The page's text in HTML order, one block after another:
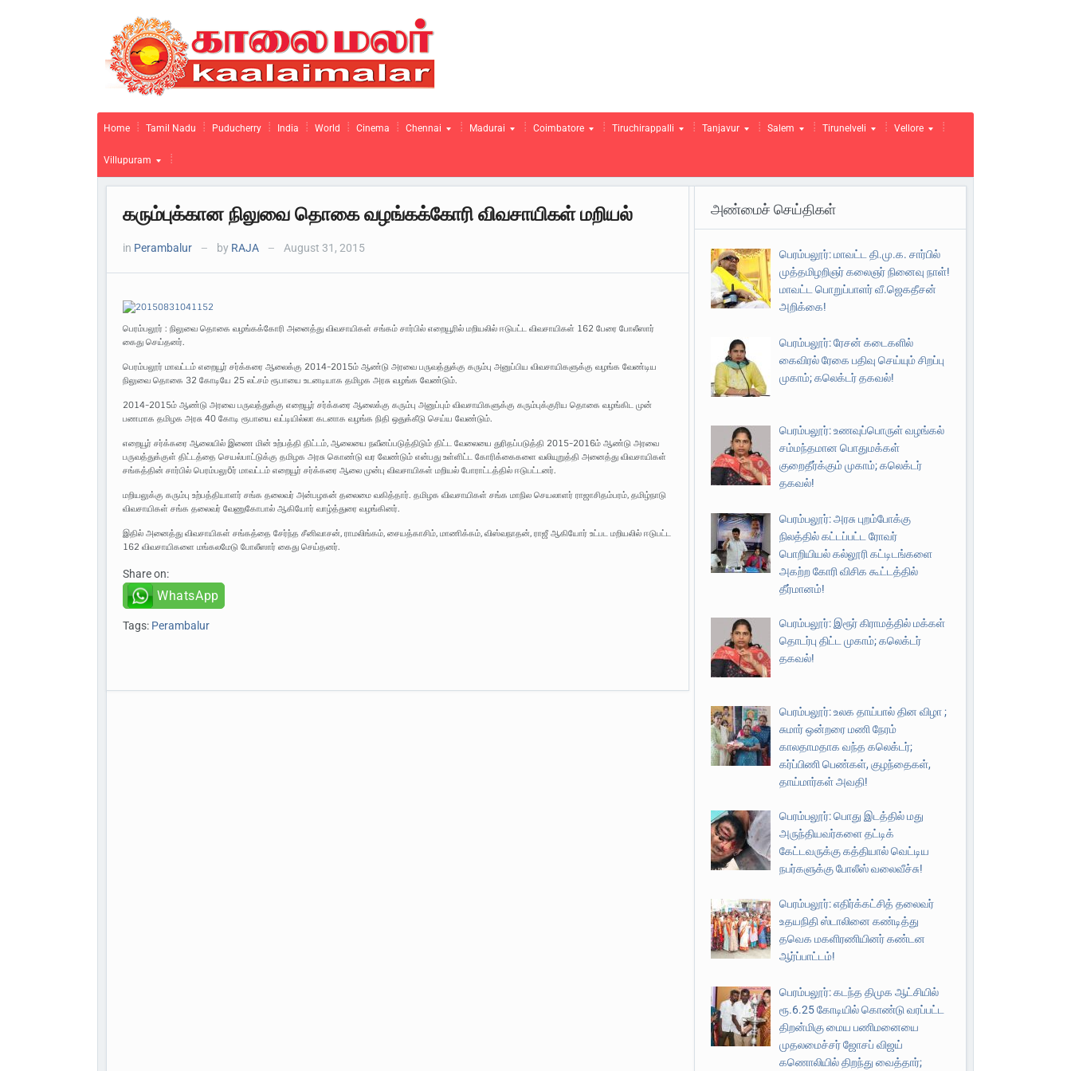
Home Tamil Nadu Puducherry India World Cinema Chennai Madurai Coimbatore Tiruchirappalli Tanjavur Salem Tirunelveli Vellore
Villupuram
கரும்புக்கான நிலுவை தொகை வழங்கக்கோரி விவசாயிகள் மறியல்
in Perambalur — by RAJA — August 31, 2015
பெரம்பலூர் : நிலுவை தொகை வழங்கக்கோரி அனைத்து விவசாயிகள் சங்கம் சார்பில் எறையூரில் மறியலில் ஈடுபட்ட விவசாயிகள் 162 பேரை போலீஸார்
கைது செய்தனர்.
பெரம்பலூர் மாவட்டம் எறையூர் சர்க்கரை ஆலைக்கு 2014-2015ம் ஆண்டு அரவை பருவத்துக்கு கரும்பு அனுப்பிய விவசாயிகளுக்கு வழங்க வேண்டிய
நிலுவை தொகை 32 கோடியே 25 லட்சம் ரூபாயை உடனடியாக தமிழக அரசு வழங்க வேண்டும்.
2014-2015ம் ஆண்டு அரவை பருவத்துக்கு எறையூர் சர்க்கரை ஆலைக்கு கரும்பு அனுப்பும் விவசாயிகளுக்கு கரும்புக்குரிய தொகை வழங்கிட முன்
பணமாக தமிழக அரசு 40 கோடி ரூபாயை வட்டியில்லா கடனாக வழங்க நிதி ஒதுக்கீடு செய்ய வேண்டும்.
எறையூர் சர்க்கரை ஆலையில் இணை மின் உற்பத்தி திட்டம், ஆலையை நவீனப்படுத்திடும் திட்ட வேலையை துரிதப்படுத்தி 2015-2016ம் ஆண்டு அரவை
பருவத்துக்குள் திட்டத்தை செயல்பாட்டுக்கு தமிழக அரசு கொண்டு வர வேண்டும் என்பது உள்ளிட்ட கோரிக்கைகளை வலியுறுத்தி அனைத்து விவசாயிகள்
சங்கத்தின் சார்பில் பெரம்பலுõர் மாவட்டம் எறையூர் சர்க்கரை ஆலை முன்பு விவசாயிகள் மறியல் போராட்டத்தில் ஈடுபட்டனர்.
மறியலுக்கு கரும்பு உற்பத்தியாளர் சங்க தலைவர் அன்பழகன் தலைமை வகித்தார். தமிழக விவசாயிகள் சங்க மாநில செயலாளர் ராஜாசிதம்பரம், தமிழ்நாடு
விவசாயிகள் சங்க தலைவர் வேணுகோபால் ஆகியோர் வாழ்த்துரை வழங்கினர்.
இதில் அனைத்து விவசாயிகள் சங்கத்தை சேர்ந்த சீனிவாசன், ராமலிங்கம், சையத்காசிம், மாணிக்கம், விஸ்வநாதன், ராஜீ ஆகியோர் உட்பட மறியலில் ஈடுபட்ட
162 விவசாயிகளை மங்கலமேடு போலீஸார் கைது செய்தனர்.
Share on:
WhatsApp
Tags: Perambalur
அண்மைச் செய்திகள்
பெரம்பலூர்: மாவட்ட தி.மு.க. சார்பில்
முத்தமிழறிஞர் கலைஞர் நினைவு நாள்!
மாவட்ட பொறுப்பாளர் வீ.ஜெகதீசன்
அறிக்கை!
பெரம்பலூர்: ரேசன் கடைகளில்
கைவிரல் ரேகை பதிவு செய்யும் சிறப்பு
முகாம்; கலெக்டர் தகவல்!
பெரம்பலூர்: உணவுப்பொருள் வழங்கல்
சம்மந்தமான பொதுமக்கள்
குறைதீர்க்கும் முகாம்; கலெக்டர்
தகவல்!
பெரம்பலூர்: அரசு புறம்போக்கு
நிலத்தில் கட்டப்பட்ட ரோவர்
பொறியியல் கல்லூரி கட்டிடங்களை
அகற்ற கோரி விசிக கூட்டத்தில்
தீர்மானம்!
பெரம்பலூர்: இரூர் கிராமத்தில் மக்கள்
தொடர்பு திட்ட முகாம்; கலெக்டர்
தகவல்!
பெரம்பலூர்: உலக தாய்பால் தின விழா ;
சுமார் ஒன்றரை மணி நேரம்
காலதாமதாக வந்த கலெக்டர்;
கர்ப்பிணி பெண்கள், குழந்தைகள்,
தாய்மார்கள் அவதி!
பெரம்பலூர்: பொது இடத்தில் மது
அருந்தியவர்களை தட்டிக்
கேட்டவருக்கு கத்தியால் வெட்டிய
நபர்களுக்கு போலீஸ் வலைவீச்சு!
பெரம்பலூர்: எதிர்க்கட்சித் தலைவர்
உதயநிதி ஸ்டாலினை கண்டித்து
தவெக மகளிரணியினர் கண்டன
ஆர்ப்பாட்டம்!
பெரம்பலூர்: கடந்த திமுக ஆட்சியில்
ரூ.6.25 கோடியில் கொண்டு வரப்பட்ட
திறன்மிகு மைய பணிமனையை
முதலமைச்சர் ஜோசப் விஜய்
கணொலியில் திறந்து வைத்தார்;